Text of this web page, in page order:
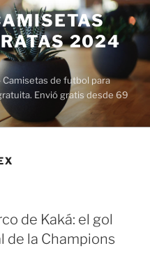
2024
de futbol para
Envió gratis desde 69
de Kaká: el gol
de la Champions